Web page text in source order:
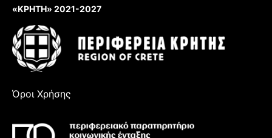
«ΚΡΗΤΗ» 2021-2027
Όροι Χρήσης